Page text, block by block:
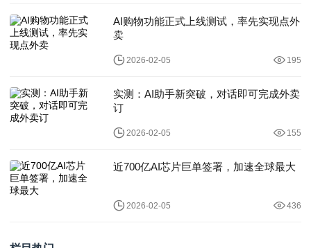
AI购物功能正式上线测试，率先实现点外
卖
2026-02-05 195
实测：AI助手新突破，对话即可完成外卖
订
2026-02-05 155
近700亿AI芯片巨单签署，加速全球最大
2026-02-05 436